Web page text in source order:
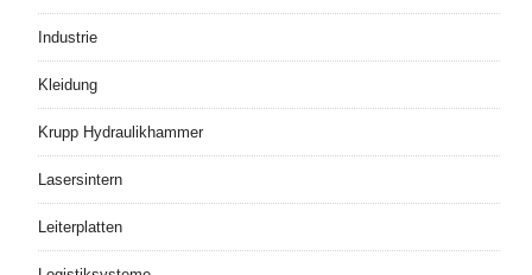
Industrie
Kleidung
Krupp Hydraulikhammer
Lasersintern
Leiterplatten